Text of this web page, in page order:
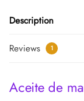
Description
Reviews 1
Aceite de